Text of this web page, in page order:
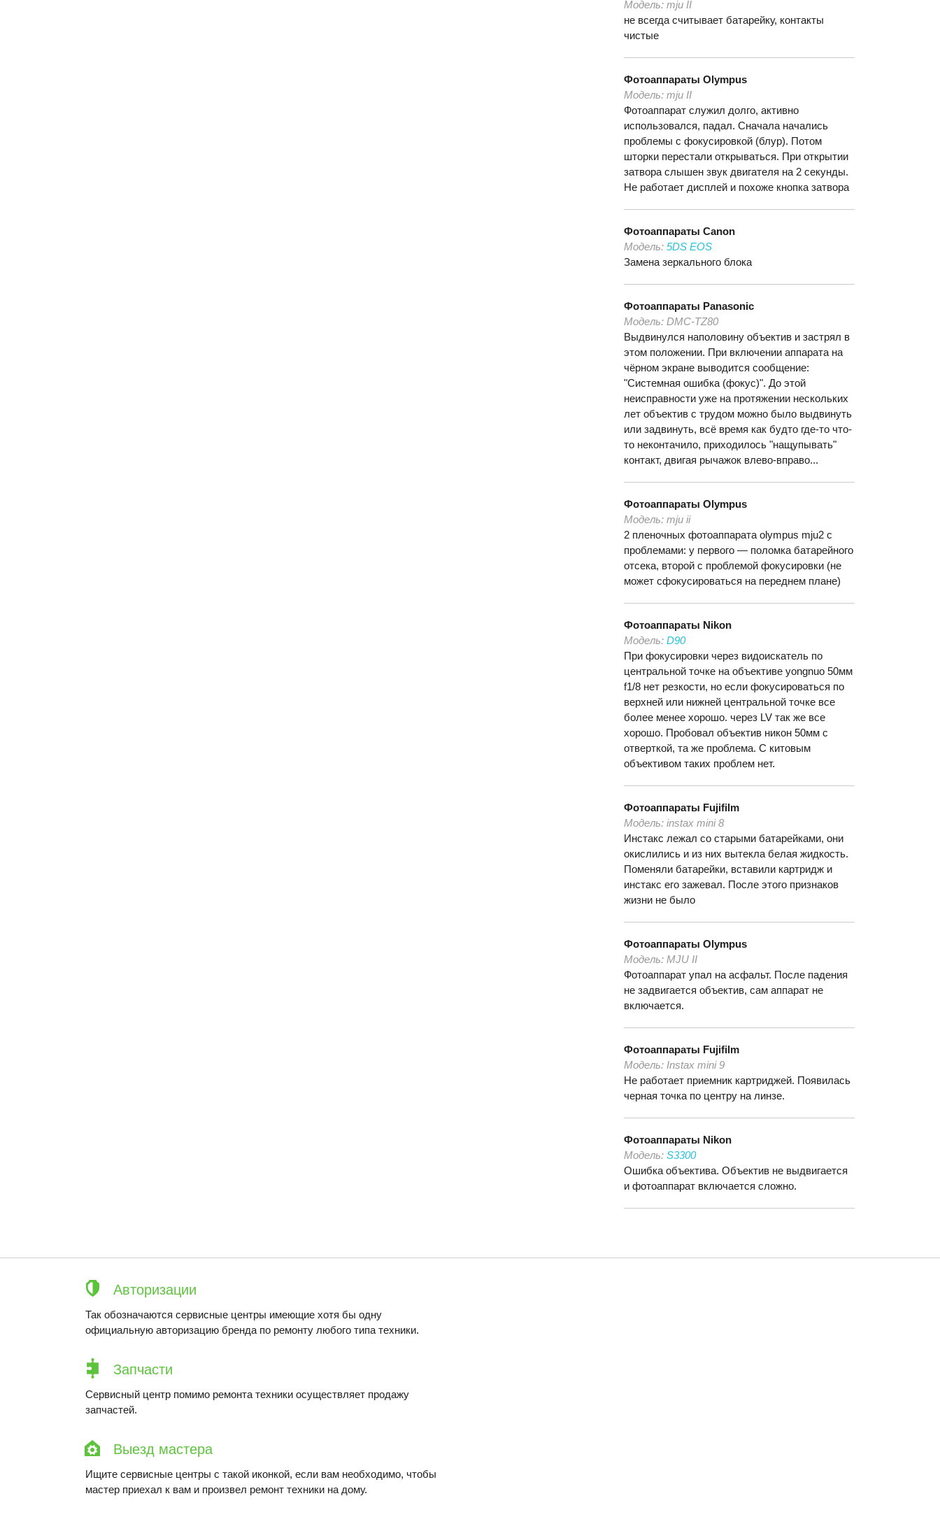
Модель: mju II
не всегда считывает батарейку, контакты
чистые
Фотоаппараты Olympus
Модель: mju II
Фотоаппарат служил долго, активно
использовался, падал. Сначала начались
проблемы с фокусировкой (блур). Потом
шторки перестали открываться. При открытии
затвора слышен звук двигателя на 2 секунды.
Не работает дисплей и похоже кнопка затвора
Фотоаппараты Canon
Модель: 5DS EOS
Замена зеркального блока
Фотоаппараты Panasonic
Модель: DMC-TZ80
Выдвинулся наполовину объектив и застрял в
этом положении. При включении аппарата на
чёрном экране выводится сообщение:
"Системная ошибка (фокус)". До этой
неисправности уже на протяжении нескольких
лет объектив с трудом можно было выдвинуть
или задвинуть, всё время как будто где-то что-
то неконтачило, приходилось "нащупывать"
контакт, двигая рычажок влево-вправо...
Фотоаппараты Olympus
Модель: mju ii
2 пленочных фотоаппарата olympus mju2 с
проблемами: у первого — поломка батарейного
отсека, второй с проблемой фокусировки (не
может сфокусироваться на переднем плане)
Фотоаппараты Nikon
Модель: D90
При фокусировки через видоискатель по
центральной точке на объективе yongnuo 50мм
f1/8 нет резкости, но если фокусироваться по
верхней или нижней центральной точке все
более менее хорошо. через LV так же все
хорошо. Пробовал объектив никон 50мм с
отверткой, та же проблема. С китовым
объективом таких проблем нет.
Фотоаппараты Fujifilm
Модель: instax mini 8
Инстакс лежал со старыми батарейками, они
окислились и из них вытекла белая жидкость.
Поменяли батарейки, вставили картридж и
инстакс его зажевал. После этого признаков
жизни не было
Фотоаппараты Olympus
Модель: MJU II
Фотоаппарат упал на асфальт. После падения
не задвигается объектив, сам аппарат не
включается.
Фотоаппараты Fujifilm
Модель: Instax mini 9
Не работает приемник картриджей. Появилась
черная точка по центру на линзе.
Фотоаппараты Nikon
Модель: S3300
Ошибка объектива. Объектив не выдвигается
и фотоаппарат включается сложно.
Авторизации
Так обозначаются сервисные центры имеющие хотя бы одну
официальную авторизацию бренда по ремонту любого типа техники.
Запчасти
Сервисный центр помимо ремонта техники осуществляет продажу
запчастей.
Выезд мастера
Ищите сервисные центры с такой иконкой, если вам необходимо, чтобы
мастер приехал к вам и произвел ремонт техники на дому.